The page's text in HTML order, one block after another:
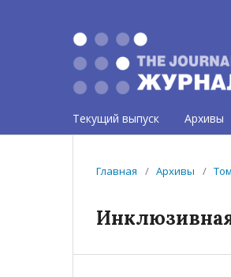
Текущий выпуск Архивы
Главная / Архивы /